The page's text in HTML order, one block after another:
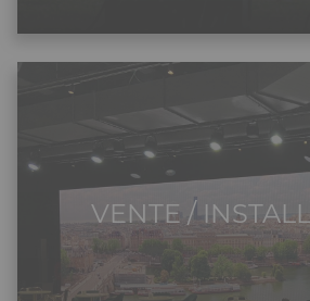
VENTE /